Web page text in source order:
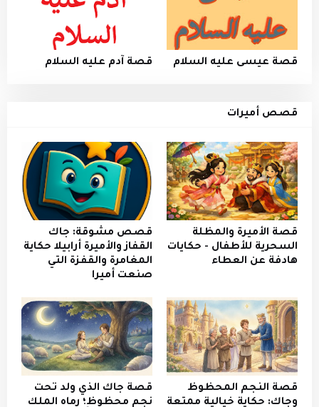
قصة عيسى عليه السلام قصة آدم عليه السلام
قصص أميرات
قصة الأميرة والمظلة
السحرية للأطفال - حكايات
هادفة عن العطاء
قصص مشوقة: جاك
القفاز والأميرة أرابيلا حكاية
المغامرة والقفزة التي
صنعت أميرا
قصة النجم المحظوظ
وجاك: حكاية خيالية ممتعة
قصة جاك الذي ولد تحت
نجم محظوظ؛ رماه الملك